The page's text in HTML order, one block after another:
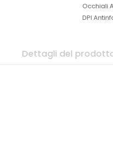
Occhiali
DPI
Dettagli del